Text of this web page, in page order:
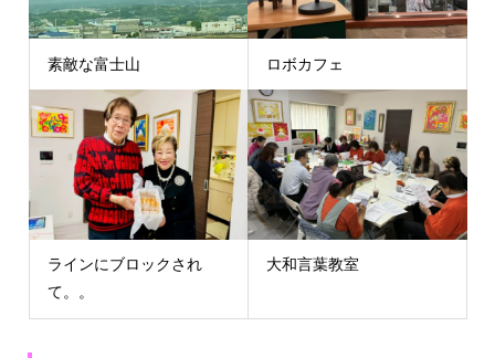
素敵な富士山 ロボカフェ
ラインにブロックされ
て。。
大和言葉教室